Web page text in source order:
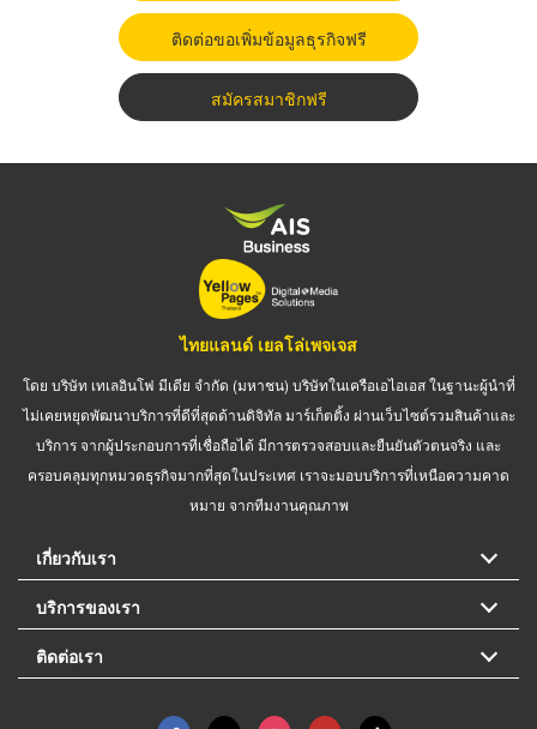
ติดต่อขอเพิ่มข้อมูลธุรกิจฟรี
สมัครสมาชิกฟรี
ไทยแลนด์ เยลโล่เพจเจส
โดย บริษัท เทเลอินโฟ มีเดีย จำกัด (มหาชน) บริษัทในเครือเอไอเอส ในฐานะผู้นำที่
ไม่เคยหยุดพัฒนาบริการที่ดีที่สุดด้านดิจิทัล มาร์เก็ตติ้ง ผ่านเว็บไซต์รวมสินค้าและ
บริการ จากผู้ประกอบการที่เชื่อถือได้ มีการตรวจสอบและยืนยันตัวตนจริง และ
ครอบคลุมทุกหมวดธุรกิจมากที่สุดในประเทศ เราจะมอบบริการที่เหนือความคาด
หมาย จากทีมงานคุณภาพ
เกี่ยวกับเรา
บริการของเรา
ติดต่อเรา